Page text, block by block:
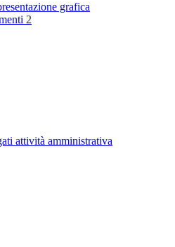
grafica
2
attività amministrativa